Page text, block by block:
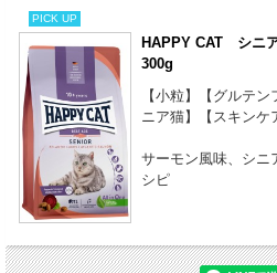
PICK UP
HAPPY CAT シニ
300g
【小粒】【グルテ
ニア猫】【スキンケ
サーモン風味、シニ
シピ